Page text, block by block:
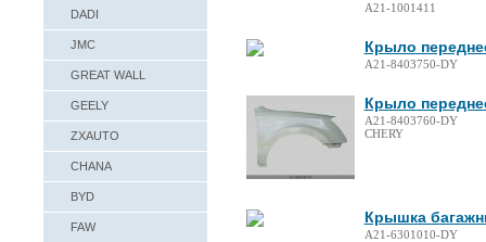
DADI
JMC
GREAT WALL
GEELY
ZXAUTO
CHANA
BYD
FAW
A21-1001411
Крыло
A21-8403750-DY
Крыло
A21-8403760-DY
CHERY
Крышка
A21-6301010-DY